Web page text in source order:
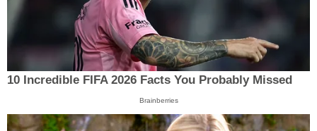
10 Incredible FIFA 2026 Facts You Probably Missed
Brainberries